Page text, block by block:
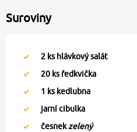
Suroviny
2 ks hlávkový salát
20 ks ředkvička
1 ks kedlubna
jarní cibulka
česnekzelený